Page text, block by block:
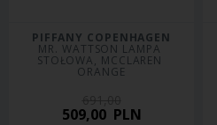
PIFFANY COPENHAGEN
MR. WATTSON LAMPA
STOŁOWA, MCCLAREN
ORANGE
509,00PLN